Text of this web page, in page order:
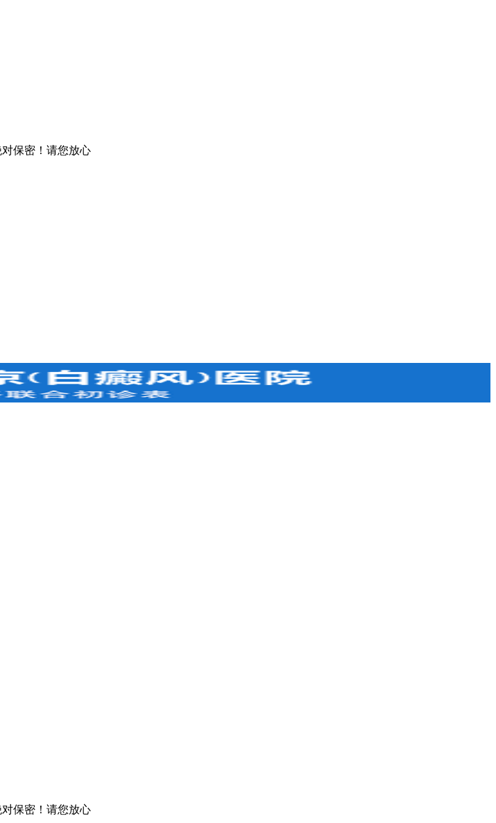
保密！请您放心
保密！请您放心